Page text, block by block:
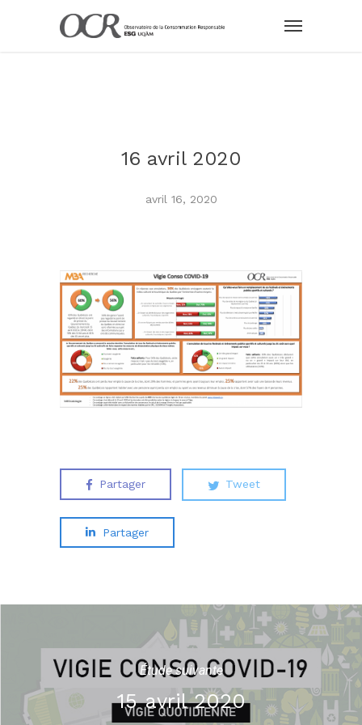
16 avril 2020
avril 16, 2020
Partager Tweet
Partager
Étude suivante
15 avril 2020